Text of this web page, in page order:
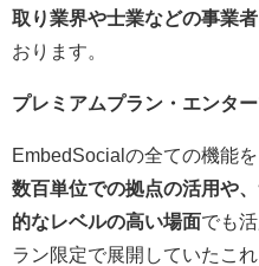
取り業界や士業などの事業者
おります。
プレミアムプラン・エンタ
EmbedSocialの全ての機能
数百単位での拠点の活用や
的なレベルの高い場面でも
ラン限定で展開していたこ